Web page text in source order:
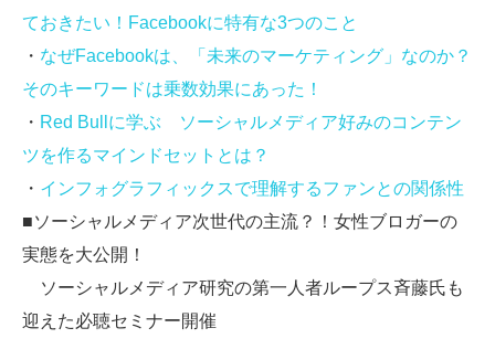
ておきたい！Facebookに特有な3つのこと
・ なぜFacebookは、「未来のマーケティング」なのか？
そのキーワードは乗数効果にあった！
・ Red Bullに学ぶ ソーシャルメディア好みのコンテン
ツを作るマインドセットとは？
・ インフォグラフィックスで理解するファンとの関係性
■ソーシャルメディア次世代の主流？！女性ブロガーの
実態を大公開！
ソーシャルメディア研究の第一人者ループス斉藤氏も
迎えた必聴セミナー開催